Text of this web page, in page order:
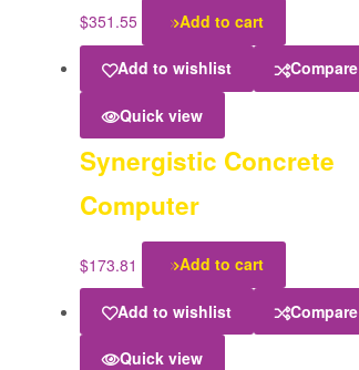
$351.55 Add to cart
Add to wishlist Compare
Quick view
Synergistic Concrete
Computer
$173.81 Add to cart
Add to wishlist Compare
Quick view